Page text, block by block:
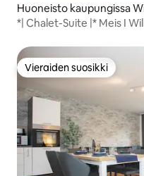
Huoneisto kaupungissa
*| Chalet-Suite |* Meis I
Vieraiden suosikki
Vieraiden suosikki